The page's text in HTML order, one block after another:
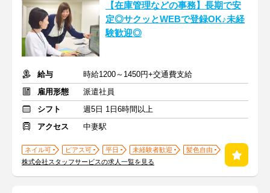
【在庫管理などの事務】長期で安
定◎サクッとWEBで登録OK♪未経
験歓迎◎
給与
時給1200～1450円+交通費支給
雇用形態
派遣社員
シフト
週5日 1日6時間以上
アクセス
中妻駅
ネイル可 ピアス可 平日 未経験者歓迎
髪色自由
株式会社スタッフサービスの求人一覧を見る